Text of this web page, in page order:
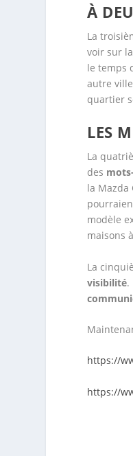
À
La
voir sur
le temps
autre
quartier
LES
La
des
la Mazda
modèle
maisons
La
visibilité.
https://
https://